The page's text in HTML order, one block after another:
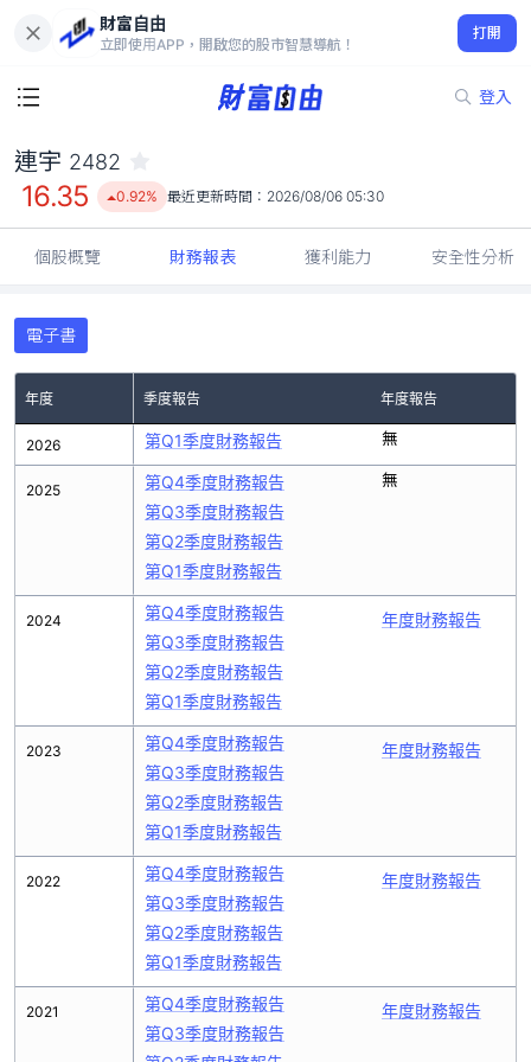
財富自由
立即使用APP，開啟您的股市智慧導航！
打開
登入
16.35
0.92%
連宇 2482
16.35 0.92% 最近更新時間： 2026/08/06 05:30
個股概覽 財務報表 獲利能力 安全性分析
電子書
年度 季度報告 年度報告
2026
2025
2024
2023
2022
2021
第Q1季度財務報告 無
第Q4季度財務報告
第Q3季度財務報告
第Q2季度財務報告
第Q1季度財務報告
無
第Q4季度財務報告
第Q3季度財務報告
第Q2季度財務報告
第Q1季度財務報告
年度財務報告
第Q4季度財務報告
第Q3季度財務報告
第Q2季度財務報告
第Q1季度財務報告
年度財務報告
第Q4季度財務報告
第Q3季度財務報告
第Q2季度財務報告
第Q1季度財務報告
年度財務報告
第Q4季度財務報告
第Q3季度財務報告
年度財務報告